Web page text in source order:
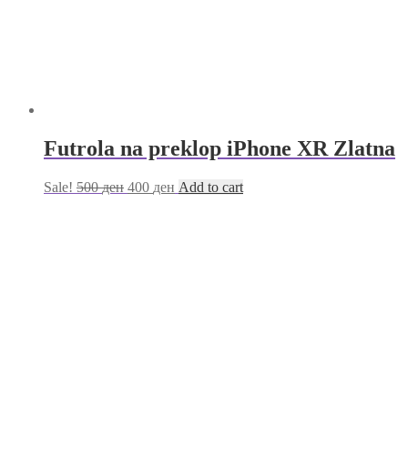
Futrola na preklop iPhone XR Zlatna
Sale! 500ден 400 ден Add to cart